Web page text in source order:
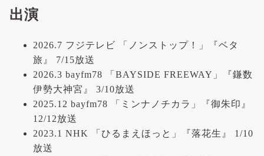
出演
2026.7 フジテレビ 「ノンストップ！」『ベタ
旅』 7/15放送
2026.3 bayfm78 「BAYSIDE FREEWAY」『鎌数
伊勢大神宮』 3/10放送
2025.12 bayfm78 「ミンナノチカラ」『御朱印』
12/12放送
2023.1 NHK 「ひるまえほっと」『落花生』 1/10
放送